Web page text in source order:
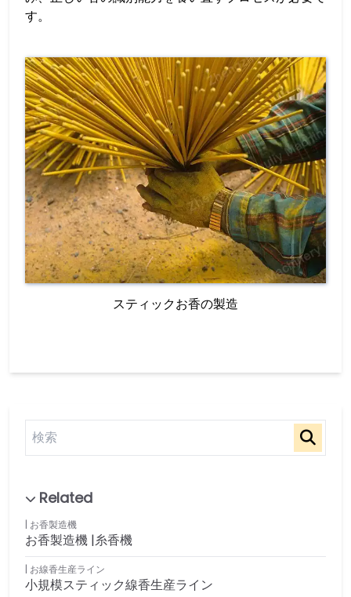
お香製造機
お香製造機 |糸香機
お線香生産ライン
小規模スティック線香生産ライン
す。
スティックお香の製造